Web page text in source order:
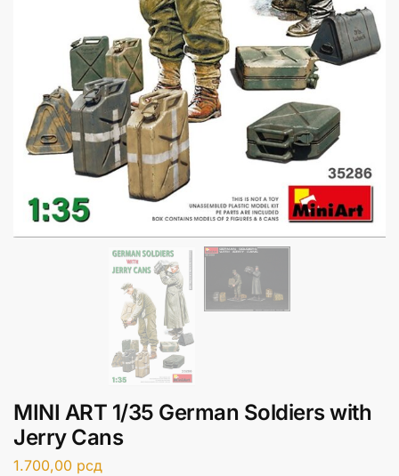
MINI ART 1/35 German Soldiers with
Jerry Cans
1.700,00 рсд